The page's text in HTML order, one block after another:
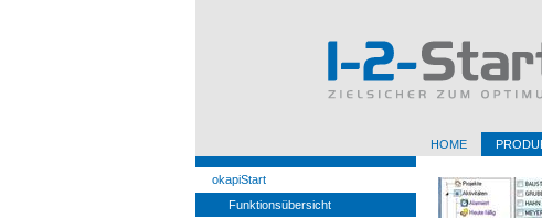
HOME
okapiStart
Funktionsübersicht